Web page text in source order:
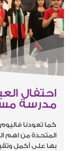
مدرسة
كما تعودنا فاليوم
المتحدة من اهم
بها على أكمل